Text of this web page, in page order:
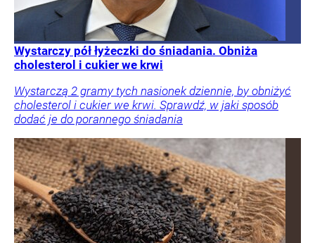
Wystarczy pół łyżeczki do śniadania. Obniża
cholesterol i cukier we krwi
Wystarczą 2 gramy tych nasionek dziennie, by obniżyć
cholesterol i cukier we krwi. Sprawdź, w jaki sposób
dodać je do porannego śniadania